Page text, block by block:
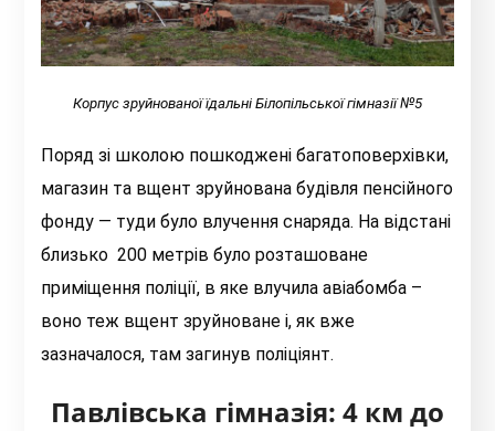
Корпус зруйнованої їдальні Білопільської гімназії №5
Поряд зі школою пошкоджені багатоповерхівки,
магазин та вщент зруйнована будівля пенсійного
фонду — туди було влучення снаряда. На відстані
близько 200 метрів було розташоване
приміщення поліції, в яке влучила авіабомба –
воно теж вщент зруйноване і, як вже
зазначалося, там загинув поліціянт.
Павлівська гімназія: 4 км до